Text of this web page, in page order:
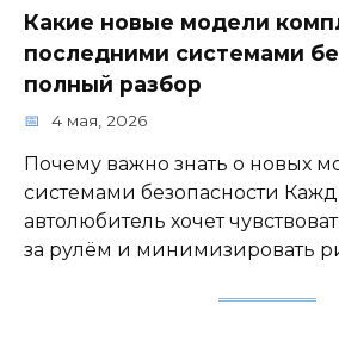
Какие новые модели
последними системами
полный разбор
4 мая, 2026
Почему важно знать о новых
системами безопасности
автолюбитель хочет
за рулём и минимизировать